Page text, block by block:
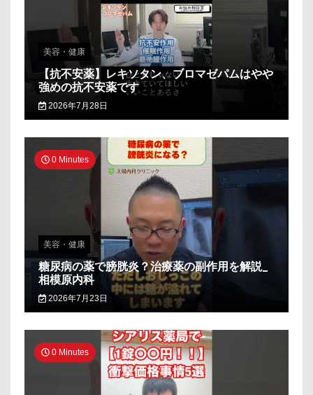
美容・健康
【抗不安薬】レキソタン、ブロマゼパムはやや
強めの抗不安薬です
2026年7月28日
0 Minutes
美容・健康
糖尿病の薬で膀胱炎？治療薬の副作用を解説_
相模原内科
2026年7月23日
0 Minutes